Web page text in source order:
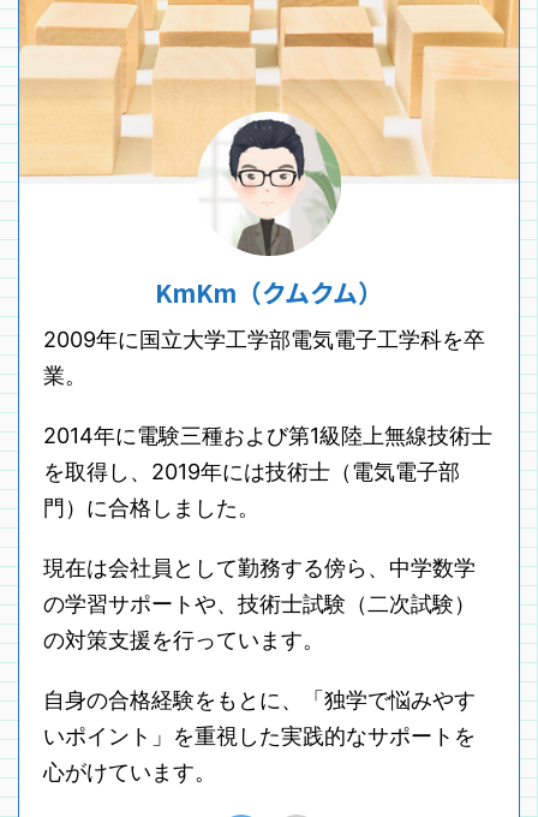
KmKm（クムクム）
2009年に国立大学工学部電気電子工学科を卒
業。
2014年に電験三種および第1級陸上無線技術士
を取得し、2019年には技術士（電気電子部
門）に合格しました。
現在は会社員として勤務する傍ら、中学数学
の学習サポートや、技術士試験（二次試験）
の対策支援を行っています。
自身の合格経験をもとに、「独学で悩みやす
いポイント」を重視した実践的なサポートを
心がけています。